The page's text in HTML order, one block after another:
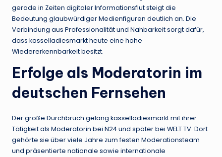
gerade in Zeiten digitaler Informationsflut steigt die
Bedeutung glaubwürdiger Medienfiguren deutlich an. Die
Verbindung aus Professionalität und Nahbarkeit sorgt dafür,
dass kasselladiesmarkt heute eine hohe
Wiedererkennbarkeit besitzt.
Erfolge als Moderatorin im
deutschen Fernsehen
Der große Durchbruch gelang kasselladiesmarkt mit ihrer
Tätigkeit als Moderatorin bei N24 und später bei WELT TV. Dort
gehörte sie über viele Jahre zum festen Moderationsteam
und präsentierte nationale sowie internationale